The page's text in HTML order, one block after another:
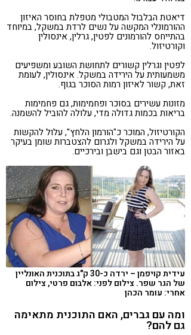
דיאטת הבלבול המטבולי מטפלת בחוסר האיזון
ההורמונלי המקשה על נשים לרדת במשקל, במיוחד
בהתייחס להורמונים לפטין, גרלין, אינסולין
וקורטיזול.
לפטין וגרלין קשורים לתחושת השובע ומשפיעים
משמעותית על הירידה במשקל. אינסולין, לעומת
זאת, קשור לאיזון רמות הסוכר בגוף.
מזונות עשירים בסוכר ופחמימות, גם פחמימות
בריאות בכמות גדולה מדי, עלולה להוביל להשמנה.
הקורטיזול, המוכר כ"הורמון הלחץ", עלול להקשות
על הירידה במשקל ולגרום להצטברות שומן בעיקר
באזור הבטן וגם בישבן ובירכיים.
עידית קויפמן – ירדה כ-30 ק"ג בתוכנית האונליין
של הגר שפר. צילום לפני: אלבום פרטי, צילום
אחרי: עומר הכהן
ומה עם גברים, האם התוכנית מתאימה
גם להם?